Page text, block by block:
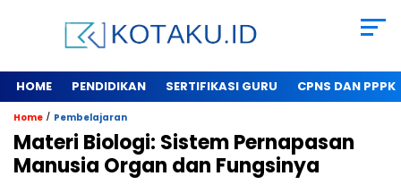
HOME PENDIDIKAN SERTIFIKASI GURU CPNS DAN PPPK
Home / Pembelajaran
Materi Biologi: Sistem Pernapasan
Manusia Organ dan Fungsinya